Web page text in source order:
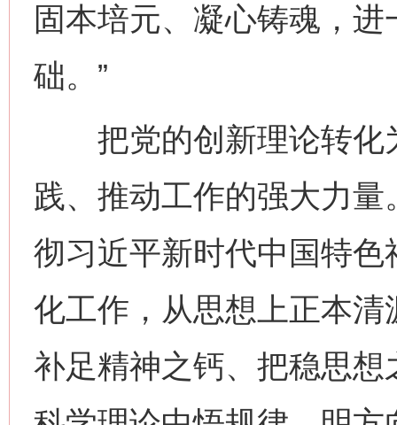
固本培元、凝心铸魂，
础。”
把党的创新理论转化
践、推动工作的强大力
彻习近平新时代中国特
化工作，从思想上正本
补足精神之钙、把稳思